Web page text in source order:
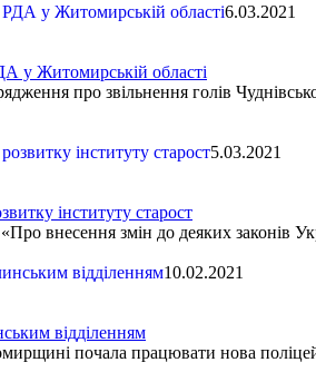
6.03.2021
у Житомирській області
про звільнення голів
5.03.2021
інституту старост
внесення змін до деяких законів
10.02.2021
відділенням
почала працювати нова